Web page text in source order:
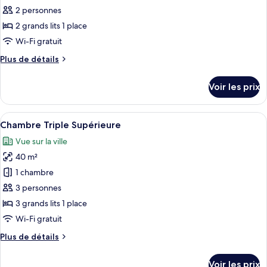
ce
type
de
chambre :
Chambre
lits
jumeaux
2 personnes
2 grands lits 1 place
Wi-Fi gratuit
Plus de détails
Plus
le
type
de
Chambre
Deluxe
avec
lits
jumeaux
Voir les prix
Afficher
toutes
les
photos
pour
ce
type
de
chambre :
Chambre
Une chambre d’hôtel avec trois lits,
5
Chambre Triple Supérieure
Vue sur la ville
40 m²
1 chambre
3 personnes
3 grands lits 1 place
Wi-Fi gratuit
Plus de détails
Plus
Voir les prix